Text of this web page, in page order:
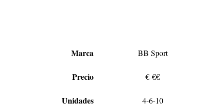
Marca BB Sport
Precio €-€€
Unidades 4-6-10